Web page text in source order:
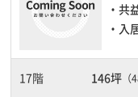
・共
・入
17階 146坪